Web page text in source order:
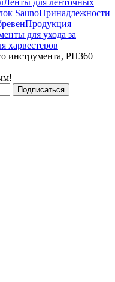
Ленты для ленточных
SaunoПринадлежности
Продукция
для ухода за
харвестеров
инструмента, PH360